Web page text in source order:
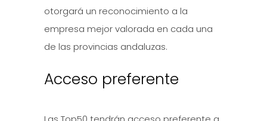
otorgará un reconocimiento a la
empresa mejor valorada en cada una
de las provincias andaluzas.
Acceso preferente